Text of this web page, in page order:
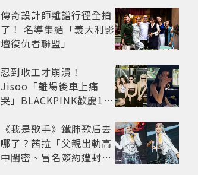
傳奇設計師離譜行徑全拍
了！ 名導集結「義大利影
壇復仇者聯盟」
忍到收工才崩潰！
Jisoo「離場後車上痛
哭」BLACKPINK歡慶10
超心疼
《我是歌手》鐵肺歌后去
哪了？茜拉「父親出軌高
中閨密、冒名簽約遭封